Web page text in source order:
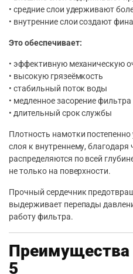
• средние слои удерживают
• внутренние слои создают
Это обеспечивает:
• эффективную механическую
• высокую грязеёмкость
• стабильный поток воды
• медленное засорение фильтра
• длительный срок службы
Плотность намотки
слоя к внутреннему, благодаря
распределяются по всей
не только на поверхности.
Прочный сердечник
выдерживает перепады
работу фильтра.
Преимущества
5